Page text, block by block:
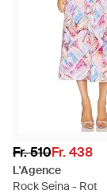
Fr. 510Fr. 438
L'Agence
Rock Seina - Rot